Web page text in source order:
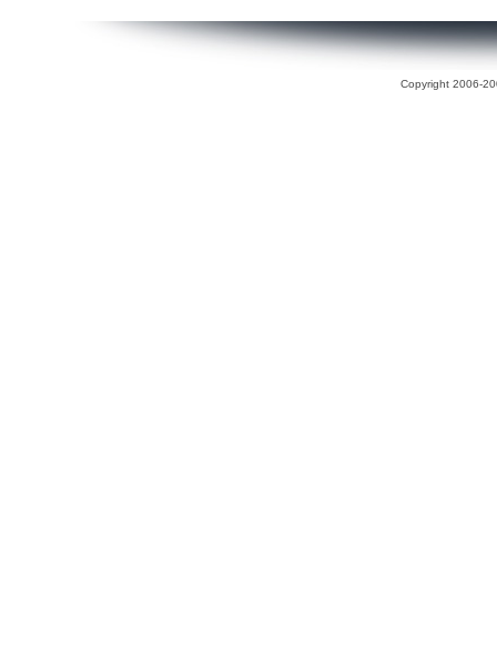
Copyright 2006-